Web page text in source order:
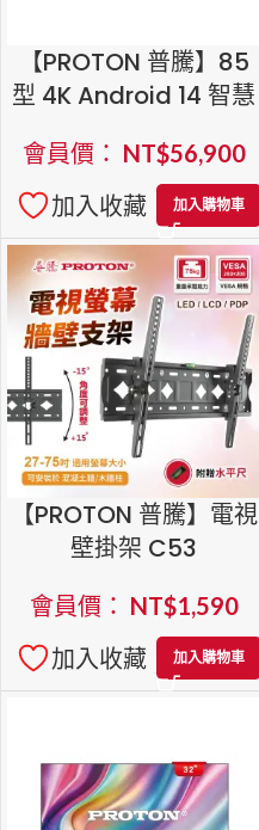
【PROTON 普騰】85
型 4K Android 14 智慧
會員價： NT$56,900
加入收藏
加入購物車
【PROTON 普騰】電視
壁掛架 C53
會員價： NT$1,590
加入收藏
加入購物車